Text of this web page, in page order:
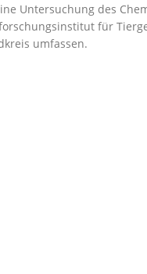
Untersuchung des
für
umfassen.